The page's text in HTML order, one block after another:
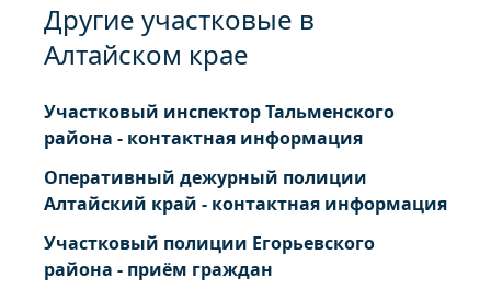
Другие участковые в
Алтайском крае
Участковый инспектор Тальменского
района - контактная информация
Оперативный дежурный полиции
Алтайский край - контактная информация
Участковый полиции Егорьевского
района - приём граждан